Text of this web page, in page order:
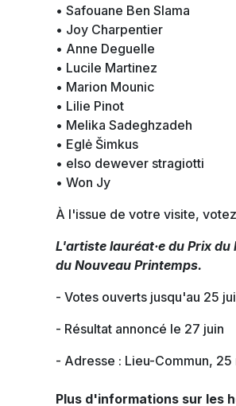
• Safouane Ben Slama
• Joy Charpentier
• Anne Deguelle
• Lucile Martinez
• Marion Mounic
• Lilie Pinot
• Melika Sadeghzadeh
• Eglė Šimkus
• elso dewever stragiotti
• Won Jy
À l'issue de votre visite,
L'artiste lauréat·e du Prix
du Nouveau Printemps.
- Votes ouverts jusqu'au 25
- Résultat annoncé le 27 juin
- Adresse : Lieu-Commun,
Plus d'informations sur les